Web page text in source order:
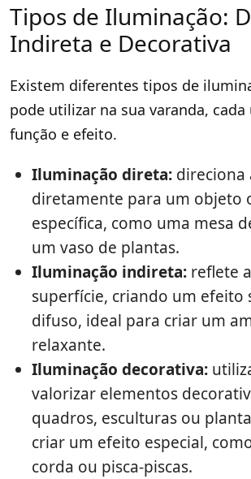
Tipos de Iluminação:
Indireta e Decorativa
Existem diferentes tipos de
pode utilizar na sua varanda,
função e efeito.
Iluminação direta: direciona
diretamente para um objeto
específica, como uma mesa
um vaso de plantas.
Iluminação indireta: reflete
superfície, criando um efeito
difuso, ideal para criar um
relaxante.
Iluminação decorativa:
valorizar elementos
quadros, esculturas ou
criar um efeito especial,
corda ou pisca-piscas.